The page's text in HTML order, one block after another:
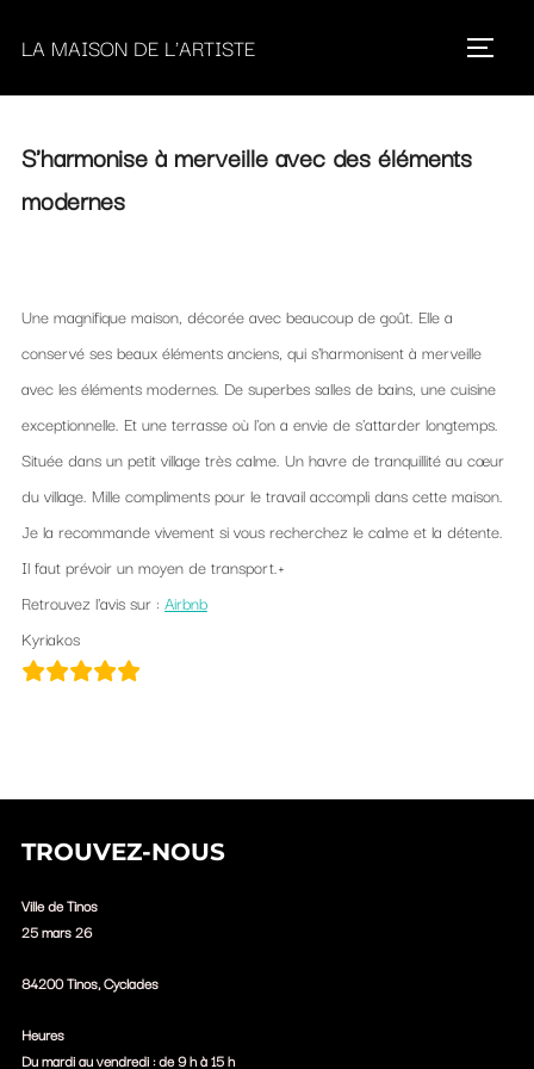
LA MAISON DE L'ARTISTE
S'harmonise à merveille avec des éléments
modernes
Une magnifique maison, décorée avec beaucoup de goût. Elle a
conservé ses beaux éléments anciens, qui s'harmonisent à merveille
avec les éléments modernes. De superbes salles de bains, une cuisine
exceptionnelle. Et une terrasse où l'on a envie de s'attarder longtemps.
Située dans un petit village très calme. Un havre de tranquillité au cœur
du village. Mille compliments pour le travail accompli dans cette maison.
Je la recommande vivement si vous recherchez le calme et la détente.
Il faut prévoir un moyen de transport.+
Retrouvez l'avis sur : Airbnb
Kyriakos
TROUVEZ-NOUS
Ville de Tinos
25 mars 26
84200 Tinos, Cyclades
Heures
Du mardi au vendredi : de 9 h à 15 h